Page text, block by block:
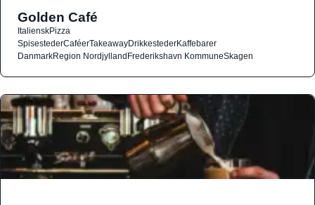
Golden Café
ItalienskPizza
SpisestederCaféerTakeawayDrikkestederKaffebarer
DanmarkRegion NordjyllandFrederikshavn KommuneSkagen